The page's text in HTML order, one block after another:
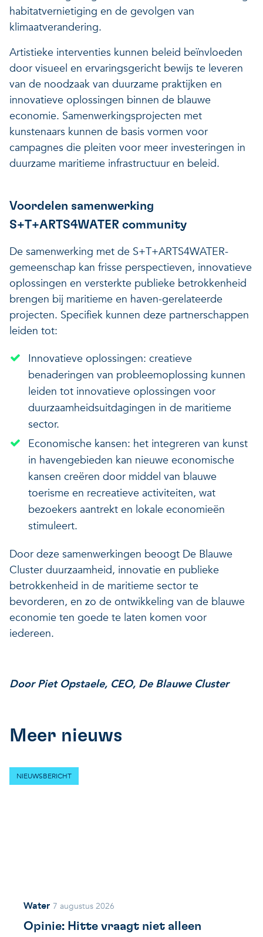
habitatvernietiging en de gevolgen van
klimaatverandering.
Artistieke interventies kunnen beleid beïnvloeden
door visueel en ervaringsgericht bewijs te leveren
van de noodzaak van duurzame praktijken en
innovatieve oplossingen binnen de blauwe
economie. Samenwerkingsprojecten met
kunstenaars kunnen de basis vormen voor
campagnes die pleiten voor meer investeringen in
duurzame maritieme infrastructuur en beleid.
Voordelen samenwerking
S+T+ARTS4WATER community
De samenwerking met de S+T+ARTS4WATER-
gemeenschap kan frisse perspectieven, innovatieve
oplossingen en versterkte publieke betrokkenheid
brengen bij maritieme en haven-gerelateerde
projecten. Specifiek kunnen deze partnerschappen
leiden tot:
Innovatieve oplossingen: creatieve
benaderingen van probleemoplossing kunnen
leiden tot innovatieve oplossingen voor
duurzaamheidsuitdagingen in de maritieme
sector.
Economische kansen: het integreren van kunst
in havengebieden kan nieuwe economische
kansen creëren door middel van blauwe
toerisme en recreatieve activiteiten, wat
bezoekers aantrekt en lokale economieën
stimuleert.
Door deze samenwerkingen beoogt De Blauwe
Cluster duurzaamheid, innovatie en publieke
betrokkenheid in de maritieme sector te
bevorderen, en zo de ontwikkeling van de blauwe
economie ten goede te laten komen voor
iedereen.
Door Piet Opstaele, CEO, De Blauwe Cluster
Meer nieuws
NIEUWSBERICHT
Water 7 augustus 2026
Opinie: Hitte vraagt niet alleen